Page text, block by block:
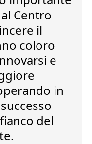
Centro
il
coloro
e
in
del